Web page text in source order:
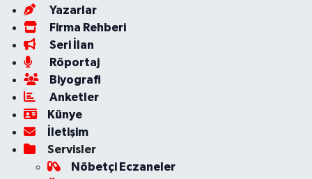
Yazarlar
Firma Rehberi
Seri İlan
Röportaj
Biyografi
Anketler
Künye
İletişim
Servisler
Nöbetçi Eczaneler